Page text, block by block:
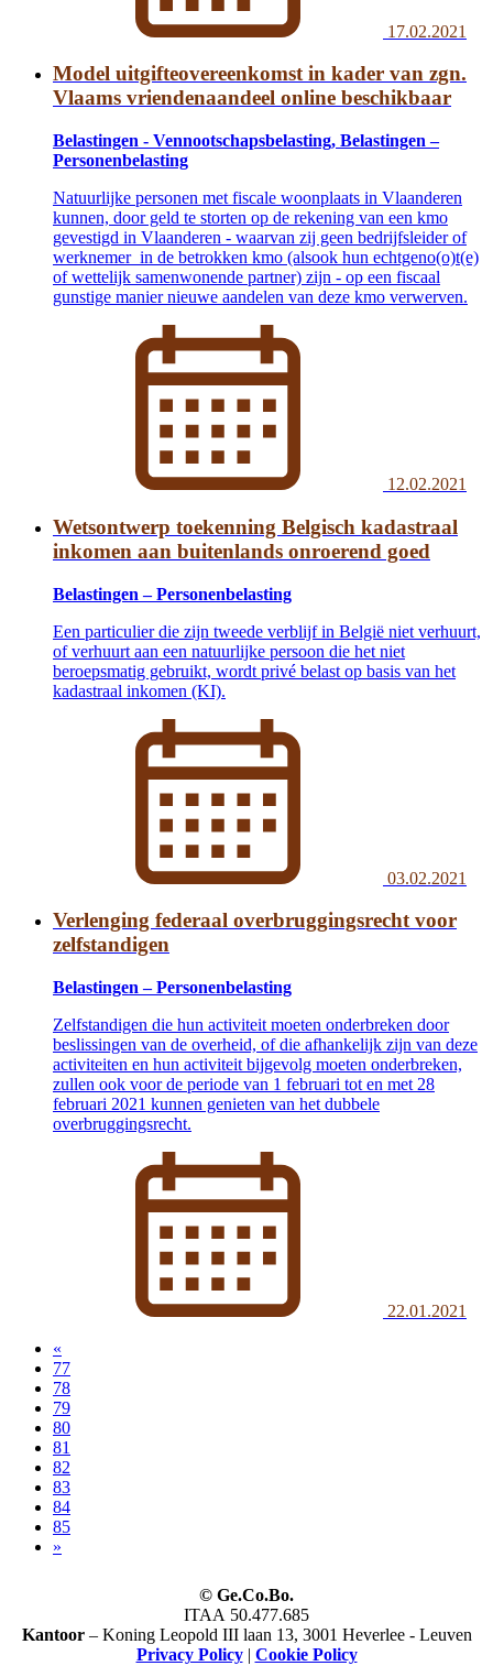
17.02.2021
Model uitgifteovereenkomst in kader van zgn.
Vlaams vriendenaandeel online beschikbaar
Belastingen - Vennootschapsbelasting, Belastingen –
Personenbelasting
Natuurlijke personen met fiscale woonplaats in Vlaanderen
kunnen, door geld te storten op de rekening van een kmo
gevestigd in Vlaanderen - waarvan zij geen bedrijfsleider of
werknemer in de betrokken kmo (alsook hun echtgeno(o)t(e)
of wettelijk samenwonende partner) zijn - op een fiscaal
gunstige manier nieuwe aandelen van deze kmo verwerven.
12.02.2021
Wetsontwerp toekenning Belgisch kadastraal
inkomen aan buitenlands onroerend goed
Belastingen – Personenbelasting
Een particulier die zijn tweede verblijf in België niet verhuurt,
of verhuurt aan een natuurlijke persoon die het niet
beroepsmatig gebruikt, wordt privé belast op basis van het
kadastraal inkomen (KI).
03.02.2021
Verlenging federaal overbruggingsrecht voor
zelfstandigen
Belastingen – Personenbelasting
Zelfstandigen die hun activiteit moeten onderbreken door
beslissingen van de overheid, of die afhankelijk zijn van deze
activiteiten en hun activiteit bijgevolg moeten onderbreken,
zullen ook voor de periode van 1 februari tot en met 28
februari 2021 kunnen genieten van het dubbele
overbruggingsrecht.
22.01.2021
«
77
78
79
80
81
82
83
84
85
»
© Ge.Co.Bo.
ITAA 50.477.685
Kantoor– Koning Leopold III laan 13, 3001 Heverlee - Leuven
Privacy Policy| Cookie Policy